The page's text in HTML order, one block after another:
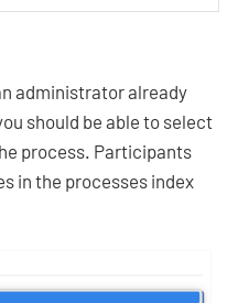
administrator already
you should be able to select
process. Participants
in the processes index